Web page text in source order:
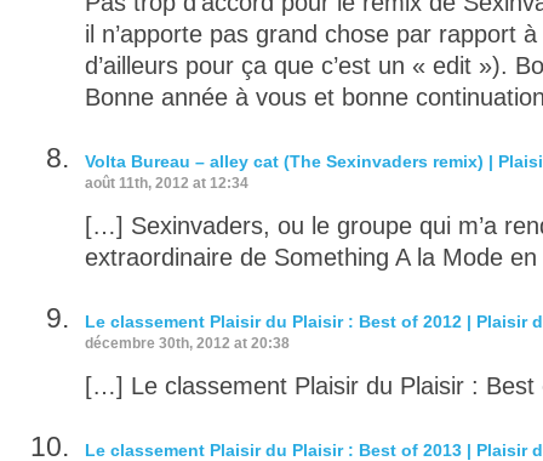
il n’apporte pas grand chose par rapport
d’ailleurs pour ça que c’est un « edit »).
Bonne année à vous et bonne
Volta Bureau – alley cat (The Sexinvaders remix) |
août 11th, 2012 at 12:34
[…] Sexinvaders, ou le groupe qui m’a
extraordinaire de Something A la Mode
Le classement Plaisir du Plaisir : Best of 2012 | Plaisir
décembre 30th, 2012 at 20:38
[…] Le classement Plaisir du Plaisir :
Le classement Plaisir du Plaisir : Best of 2013 | Plaisir